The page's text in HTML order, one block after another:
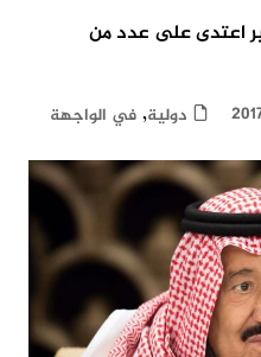
اعتدى على عدد من
دولية, في الواجهة